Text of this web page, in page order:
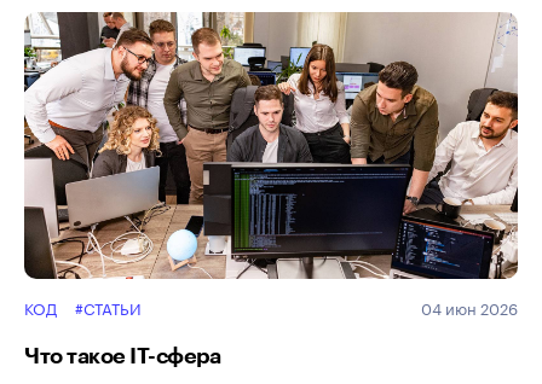
КОД #СТАТЬИ 04 июн 2026
Что такое IT-сфера